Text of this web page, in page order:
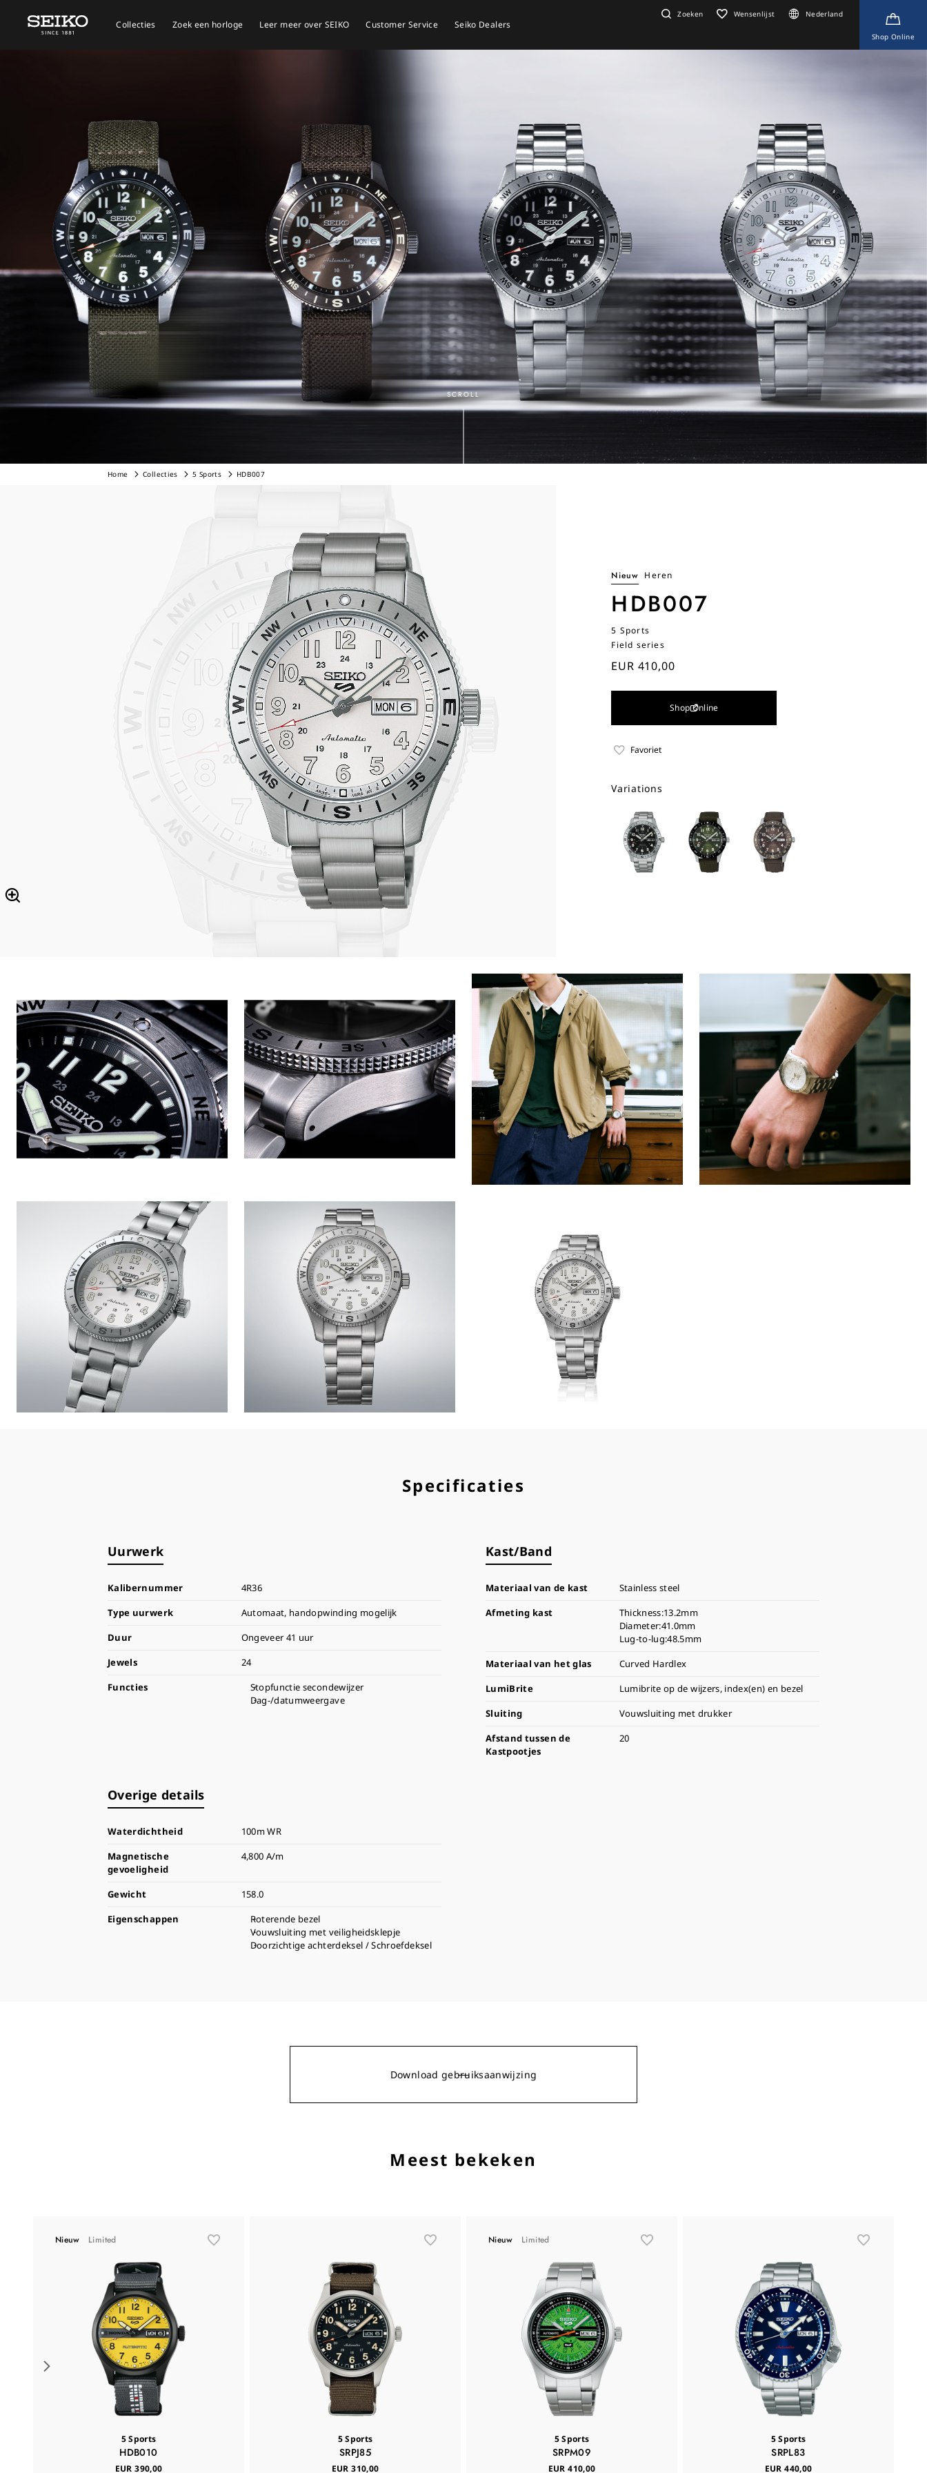
Collecties Zoek een horloge Leer meer over SEIKO Customer Service Seiko Dealers
Zoeken Wensenlijst Nederland
Shop Online
SCROLL
Home Collecties 5 Sports HDB007
Nieuw Heren
HDB007
5 Sports
Field series
EUR 410,00
Shop Online
Favoriet
Variations
Specificaties
Uurwerk
Kalibernummer
4R36
Type uurwerk
Automaat, handopwinding mogelijk
Duur
Ongeveer 41 uur
Jewels
24
Functies
Stopfunctie secondewijzer
Dag-/datumweergave
Kast/Band
Materiaal van de kast
Stainless steel
Afmeting kast
Thickness:13.2mm
Diameter:41.0mm
Lug-to-lug:48.5mm
Materiaal van het glas
Curved Hardlex
LumiBrite
Lumibrite op de wijzers, index(en) en bezel
Sluiting
Vouwsluiting met drukker
Afstand tussen de
Kastpootjes
20
Overige details
Waterdichtheid
100m WR
Magnetische
gevoeligheid
4,800 A/m
Gewicht
158.0
Eigenschappen
Roterende bezel
Vouwsluiting met veiligheidsklepje
Doorzichtige achterdeksel / Schroefdeksel
Download gebruiksaanwijzing
Meest bekeken
Nieuw Limited
5 Sports
HDB010
EUR 390,00
5 Sports
SRPJ85
EUR 310,00
Nieuw Limited
5 Sports
SRPM09
EUR 410,00
5 Sports
SRPL83
EUR 440,00